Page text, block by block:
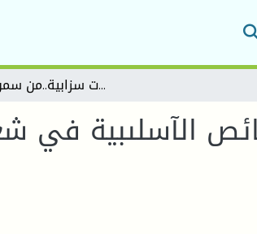
الخصائص الآسلىبية في شعز محمذ بلقاسم خمار من خلال ديىاهه "إرهاصات سزابية..من سمن الاحتراق
الآسلىبية في